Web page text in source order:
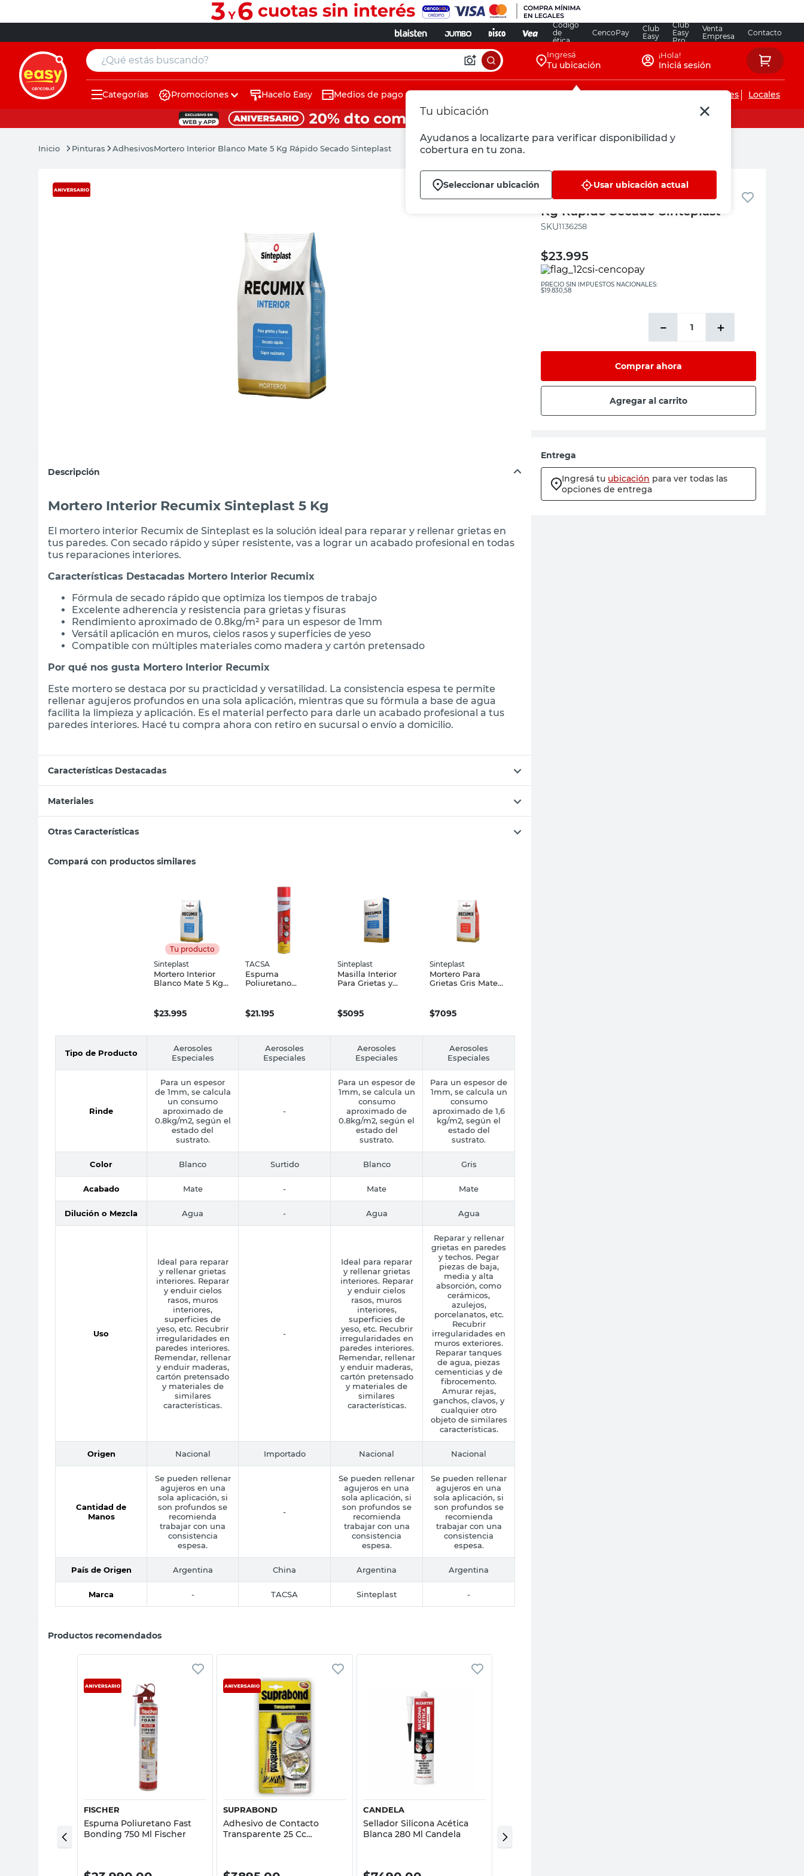
Código
de
ética
CencoPay
Club
Easy
Club
Easy
Pro
Venta
Empresa
Contacto
¿Qué estás buscando? Ingresá
Tu ubicación
Tu ubicación
Ayudanos a localizarte para verificar disponibilidad y
cobertura en tu zona.
Seleccionar ubicación Usar ubicación actual
¡Hola!
Iniciá sesión
Categorías Promociones Hacelo Easy Medios de pago Servicios de instalaciones Locales
Pinturas AdhesivosMortero Interior Blanco Mate 5 Kg Rápido Secado Sinteplast
Descripción
Mortero Interior Recumix Sinteplast 5 Kg
El mortero interior Recumix de Sinteplast es la solución ideal para reparar y rellenar grietas en
tus paredes. Con secado rápido y súper resistente, vas a lograr un acabado profesional en todas
tus reparaciones interiores.
Características Destacadas Mortero Interior Recumix
Fórmula de secado rápido que optimiza los tiempos de trabajo
Excelente adherencia y resistencia para grietas y fisuras
Rendimiento aproximado de 0.8kg/m² para un espesor de 1mm
Versátil aplicación en muros, cielos rasos y superficies de yeso
Compatible con múltiples materiales como madera y cartón pretensado
Por qué nos gusta Mortero Interior Recumix
Este mortero se destaca por su practicidad y versatilidad. La consistencia espesa te permite
rellenar agujeros profundos en una sola aplicación, mientras que su fórmula a base de agua
facilita la limpieza y aplicación. Es el material perfecto para darle un acabado profesional a tus
paredes interiores. Hacé tu compra ahora con retiro en sucursal o envío a domicilio.
Características Destacadas
Materiales
Otras Características
Compará con productos similares
Tu producto
Sinteplast
Mortero Interior
Blanco Mate 5 Kg
$23.995
TACSA
Espuma
Poliuretano
$21.195
Sinteplast
Masilla Interior
Para Grietas y
Recumix Sinteplast
$5095
Sinteplast
Mortero Para
Grietas Gris Mate
$7095
Tipo de Producto
Aerosoles
Especiales
Aerosoles
Especiales
Aerosoles
Especiales
Aerosoles
Especiales
Rinde
Para un espesor
de 1mm, se calcula
un consumo
aproximado de
0.8kg/m2, según el
estado del
sustrato.
-
Para un espesor de
1mm, se calcula un
consumo
aproximado de
0.8kg/m2, según el
estado del
sustrato.
Para un espesor de
1mm, se calcula un
consumo
aproximado de 1,6
kg/m2, según el
estado del
sustrato.
Color Blanco Surtido Blanco Gris
Acabado Mate - Mate Mate
Dilución o Mezcla Agua - Agua Agua
Uso
Ideal para reparar
y rellenar grietas
interiores. Reparar
y enduir cielos
rasos, muros
interiores,
superficies de
yeso, etc. Recubrir
irregularidades en
paredes interiores.
Remendar, rellenar
y enduir maderas,
cartón pretensado
y materiales de
similares
características.
-
Ideal para reparar
y rellenar grietas
interiores. Reparar
y enduir cielos
rasos, muros
interiores,
superficies de
yeso, etc. Recubrir
irregularidades en
paredes interiores.
Remendar, rellenar
y enduir maderas,
cartón pretensado
y materiales de
similares
características.
Reparar y rellenar
grietas en paredes
y techos. Pegar
piezas de baja,
media y alta
absorción, como
cerámicos,
azulejos,
porcelanatos, etc.
Recubrir
irregularidades en
muros exteriores.
Reparar tanques
de agua, piezas
cementicias y de
fibrocemento.
Amurar rejas,
ganchos, clavos, y
cualquier otro
objeto de similares
características.
Origen Nacional Importado Nacional Nacional
Cantidad de
Manos
Se pueden rellenar
agujeros en una
sola aplicación, si
son profundos se
recomienda
trabajar con una
consistencia
espesa.
-
Se pueden rellenar
agujeros en una
sola aplicación, si
son profundos se
recomienda
trabajar con una
consistencia
espesa.
Se pueden rellenar
agujeros en una
sola aplicación, si
son profundos se
recomienda
trabajar con una
consistencia
espesa.
País de Origen Argentina China Argentina Argentina
Marca - TACSA Sinteplast -
Productos recomendados
Vista rápida
FISCHER
Espuma Poliuretano Fast
Bonding 750 Ml Fischer
Vista rápida
SUPRABOND
Adhesivo de Contacto
Transparente 25 Cc
Vista rápida
CANDELA
Sellador Silicona Acética
Blanca 280 Ml Candela
280 Ml Candela
Sinteplast
Mortero Interior Blanco Mate 5
Kg Rápido Secado Sinteplast
:1136258
$23.995
PRECIO SIN IMPUESTOS NACIONALES:
$19.830,58
＋
－
Comprar ahora
Agregar al carrito
Entrega
Ingresá tu ubicación para ver todas las
opciones de entrega
muebles